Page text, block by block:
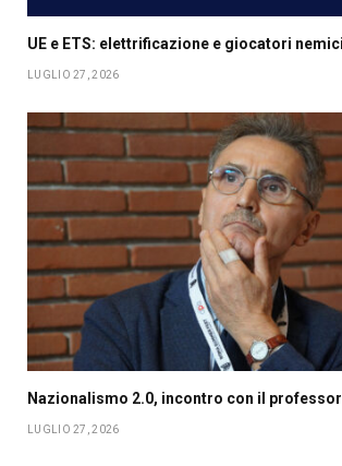
UE e ETS: elettrificazione e giocatori nemici
LUGLIO 27, 2026
Nazionalismo 2.0, incontro con il
LUGLIO 27, 2026